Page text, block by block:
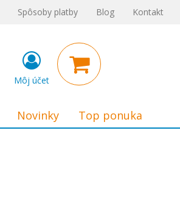
Spôsoby platby Blog Kontakt
Môj účet
Novinky Top ponuka